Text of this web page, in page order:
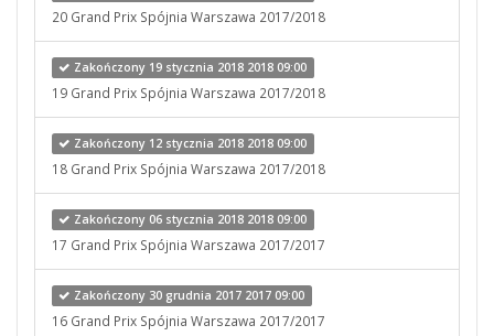
20 Grand Prix Spójnia Warszawa 2017/2018
Zakończony 19 stycznia 2018 2018 09:00
19 Grand Prix Spójnia Warszawa 2017/2018
Zakończony 12 stycznia 2018 2018 09:00
18 Grand Prix Spójnia Warszawa 2017/2018
Zakończony 06 stycznia 2018 2018 09:00
17 Grand Prix Spójnia Warszawa 2017/2017
Zakończony 30 grudnia 2017 2017 09:00
16 Grand Prix Spójnia Warszawa 2017/2017